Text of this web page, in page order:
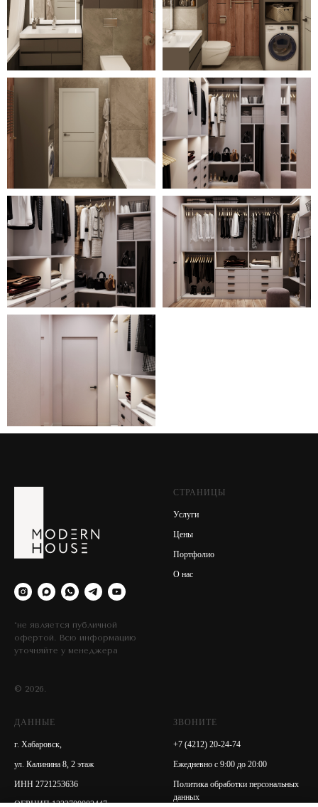
*не является публичной
офертой. Всю информацию
уточняйте у менеджера
© 2026.
СТРАНИЦЫ
Услуги
Цены
Портфолио
О нас
ДАННЫЕ
г. Хабаровск,
ул. Калинина 8, 2 этаж
ИНН 2721253636
ОГРНИП 1222700002447
ЗВОНИТЕ
+7 (4212) 20-24-74
Ежедневно с 9:00 до 20:00
Политика обработки персональных
данных